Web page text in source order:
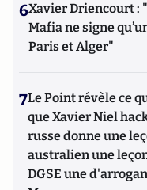
6Xavier Driencourt :
Mafia ne signe
Paris et Alger"
7Le Point révèle ce
que Xavier Niel
russe donne une
australien une
DGSE une